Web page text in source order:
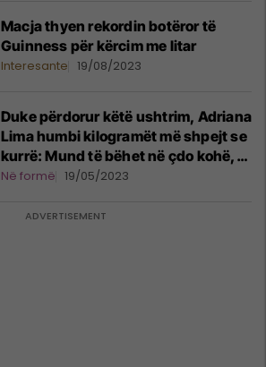
Macja thyen rekordin botëror të
Guinness për kërcim me litar
Interesante 19/08/2023
Duke përdorur këtë ushtrim, Adriana
Lima humbi kilogramët më shpejt se
kurrë: Mund të bëhet në çdo kohë,
kudo
Në formë 19/05/2023